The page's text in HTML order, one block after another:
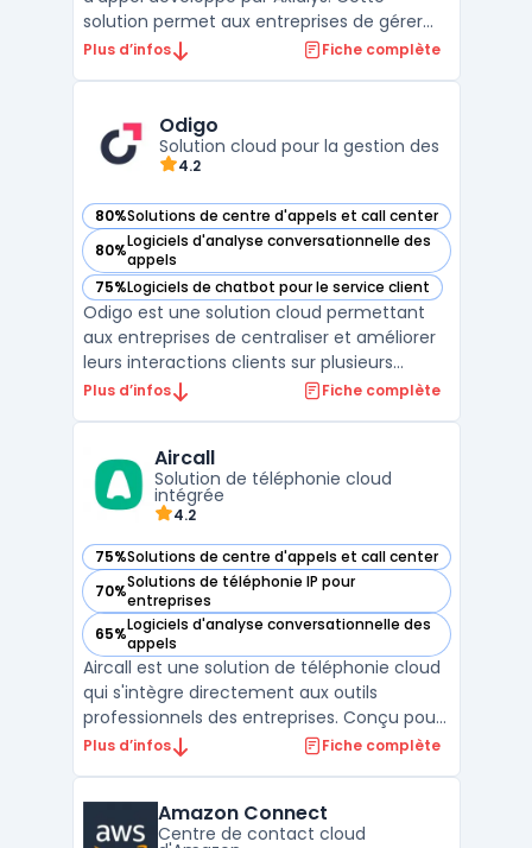
solution permet aux entreprises de gérer
leurs communications téléphoniques grâce
entreprise. Elle facilite la gestion des appels
entrants et sorta ...
Plus d’infos Fiche complète
Odigo
Solution cloud pour la gestion des
4.2
80%Solutions de centre d'appels et call center
— voir Odigo dans cette catégorie
80%Logiciels d'analyse conversationnelle des
appels
— voir Odigo dans cette catégorie
75%Logiciels de chatbot pour le service client
— voir Odigo dans cette catégorie
Odigo est une solution cloud permettant
aux entreprises de centraliser et améliorer
leurs interactions clients sur plusieurs
canaux : téléphone, chat, email et réseaux
certaines tâches et facilite le travail d ...
Plus d’infos Fiche complète
Aircall
Solution de téléphonie cloud
intégrée
4.2
75%Solutions de centre d'appels et call center
— voir Aircall dans cette catégorie
70%Solutions de téléphonie IP pour
entreprises
— voir Aircall dans cette catégorie
65%Logiciels d'analyse conversationnelle des
appels
— voir Aircall dans cette catégorie
Aircall est une solution de téléphonie cloud
qui s'intègre directement aux outils
professionnels des entreprises. Conçu pour
répondre aux besoins des équipes
sortants avec une flexibilité accrue. La
plateforme repose sur un ...
Plus d’infos Fiche complète
Amazon Connect
Centre de contact cloud